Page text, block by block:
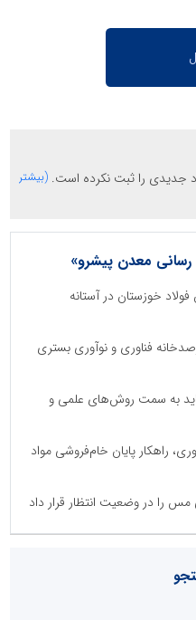
جدیدی را ثبت نکرده است. (بیشتر
رسانی معدن پیشرو»
خوزستان در آستانه
فناوری و نوآوری بستری
به سمت روش‌های علمی و
راهکار پایان خام‌فروشی مواد
را در وضعیت انتظار قرار داد
روابط عمومی های نوین کدام